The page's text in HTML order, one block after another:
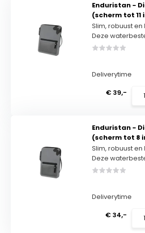
Enduristan -
(scherm tot 11
Slim, robuust
Deze
Deliverytime
€ 39,-
Enduristan -
(scherm tot 8
Slim, robuust
Deze
Deliverytime
€ 34,-